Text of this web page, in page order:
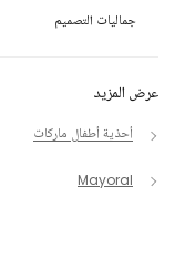
عرض المزيد
أحذية أطفال ماركات
Mayoral
جماليات التصميم